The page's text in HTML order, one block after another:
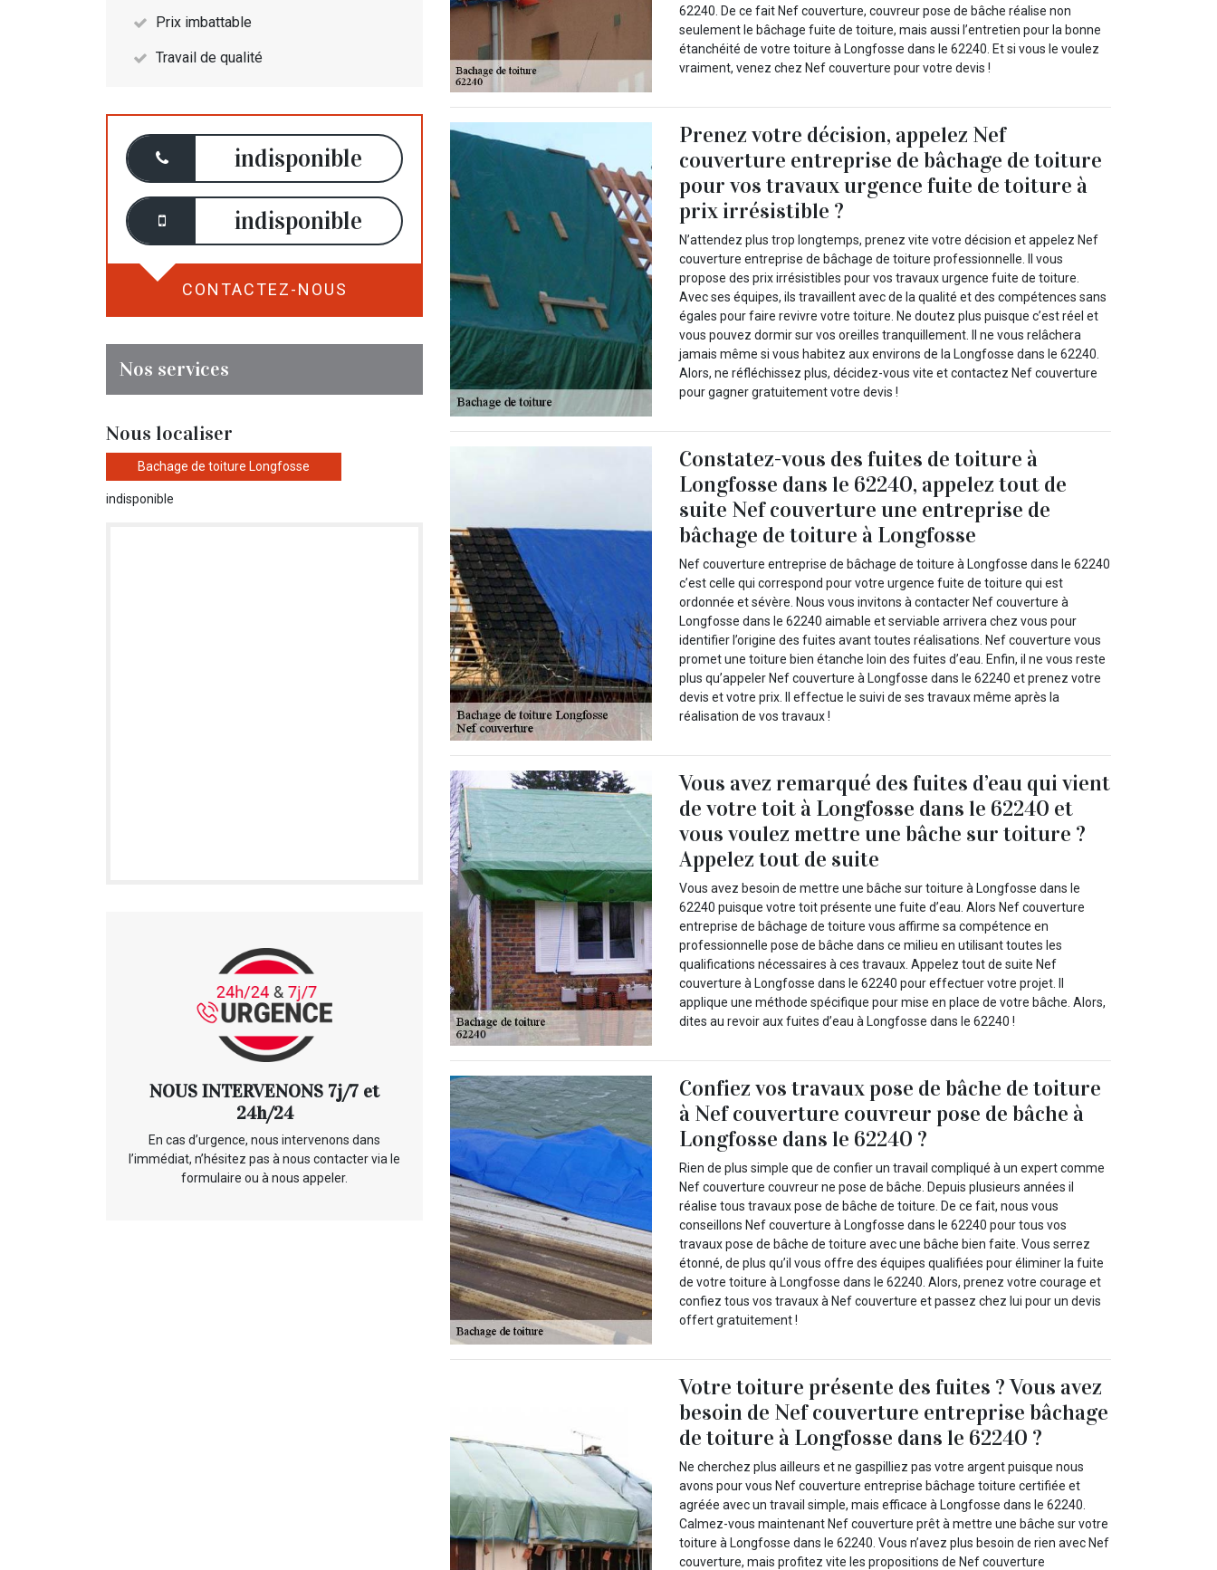
Prix imbattable
Travail de qualité
indisponible
indisponible
CONTACTEZ-NOUS
Nos services
Nous localiser
Bachage de toiture Longfosse
indisponible
NOUS INTERVENONS 7j/7 et
24h/24
En cas d’urgence, nous intervenons dans
l’immédiat, n’hésitez pas à nous contacter via le
formulaire ou à nous appeler.
62240. De ce fait Nef couverture, couvreur pose de bâche réalise non
seulement le bâchage fuite de toiture, mais aussi l’entretien pour la bonne
étanchéité de votre toiture à Longfosse dans le 62240. Et si vous le voulez
vraiment, venez chez Nef couverture pour votre devis !
Prenez votre décision, appelez Nef
couverture entreprise de bâchage de toiture
pour vos travaux urgence fuite de toiture à
prix irrésistible ?
N’attendez plus trop longtemps, prenez vite votre décision et appelez Nef
couverture entreprise de bâchage de toiture professionnelle. Il vous
propose des prix irrésistibles pour vos travaux urgence fuite de toiture.
Avec ses équipes, ils travaillent avec de la qualité et des compétences sans
égales pour faire revivre votre toiture. Ne doutez plus puisque c’est réel et
vous pouvez dormir sur vos oreilles tranquillement. Il ne vous relâchera
jamais même si vous habitez aux environs de la Longfosse dans le 62240.
Alors, ne réfléchissez plus, décidez-vous vite et contactez Nef couverture
pour gagner gratuitement votre devis !
Constatez-vous des fuites de toiture à
Longfosse dans le 62240, appelez tout de
suite Nef couverture une entreprise de
bâchage de toiture à Longfosse
Nef couverture entreprise de bâchage de toiture à Longfosse dans le 62240
c’est celle qui correspond pour votre urgence fuite de toiture qui est
ordonnée et sévère. Nous vous invitons à contacter Nef couverture à
Longfosse dans le 62240 aimable et serviable arrivera chez vous pour
identifier l’origine des fuites avant toutes réalisations. Nef couverture vous
promet une toiture bien étanche loin des fuites d’eau. Enfin, il ne vous reste
plus qu’appeler Nef couverture à Longfosse dans le 62240 et prenez votre
devis et votre prix. Il effectue le suivi de ses travaux même après la
réalisation de vos travaux !
Vous avez remarqué des fuites d’eau qui vient
de votre toit à Longfosse dans le 62240 et
vous voulez mettre une bâche sur toiture ?
Appelez tout de suite
Vous avez besoin de mettre une bâche sur toiture à Longfosse dans le
62240 puisque votre toit présente une fuite d’eau. Alors Nef couverture
entreprise de bâchage de toiture vous affirme sa compétence en
professionnelle pose de bâche dans ce milieu en utilisant toutes les
qualifications nécessaires à ces travaux. Appelez tout de suite Nef
couverture à Longfosse dans le 62240 pour effectuer votre projet. Il
applique une méthode spécifique pour mise en place de votre bâche. Alors,
dites au revoir aux fuites d’eau à Longfosse dans le 62240 !
Confiez vos travaux pose de bâche de toiture
à Nef couverture couvreur pose de bâche à
Longfosse dans le 62240 ?
Rien de plus simple que de confier un travail compliqué à un expert comme
Nef couverture couvreur ne pose de bâche. Depuis plusieurs années il
réalise tous travaux pose de bâche de toiture. De ce fait, nous vous
conseillons Nef couverture à Longfosse dans le 62240 pour tous vos
travaux pose de bâche de toiture avec une bâche bien faite. Vous serrez
étonné, de plus qu’il vous offre des équipes qualifiées pour éliminer la fuite
de votre toiture à Longfosse dans le 62240. Alors, prenez votre courage et
confiez tous vos travaux à Nef couverture et passez chez lui pour un devis
offert gratuitement !
Votre toiture présente des fuites ? Vous avez
besoin de Nef couverture entreprise bâchage
de toiture à Longfosse dans le 62240 ?
Ne cherchez plus ailleurs et ne gaspilliez pas votre argent puisque nous
avons pour vous Nef couverture entreprise bâchage toiture certifiée et
agréée avec un travail simple, mais efficace à Longfosse dans le 62240.
Calmez-vous maintenant Nef couverture prêt à mettre une bâche sur votre
toiture à Longfosse dans le 62240. Vous n’avez plus besoin de rien avec Nef
couverture, mais profitez vite les propositions de Nef couverture